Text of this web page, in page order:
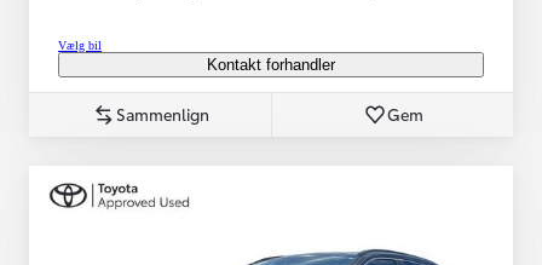
Vælg bil
Kontakt forhandler
Sammenlign Gem